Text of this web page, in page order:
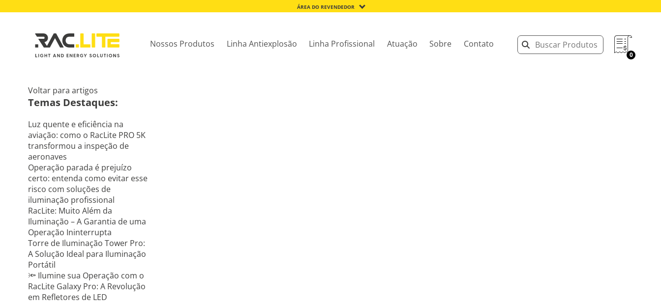
ÁREA DO REVENDEDOR
Nossos Produtos Linha Antiexplosão Linha Profissional Atuação Sobre Contato
0
Voltar para artigos
Temas Destaques:
Luz quente e eficiência na
aviação: como o RacLite PRO 5K
transformou a inspeção de
aeronaves
Operação parada é prejuízo
certo: entenda como evitar esse
risco com soluções de
iluminação profissional
RacLite: Muito Além da
Iluminação – A Garantia de uma
Operação Ininterrupta
Torre de Iluminação Tower Pro:
A Solução Ideal para Iluminação
Portátil
🔦 Ilumine sua Operação com o
RacLite Galaxy Pro: A Revolução
em Refletores de LED